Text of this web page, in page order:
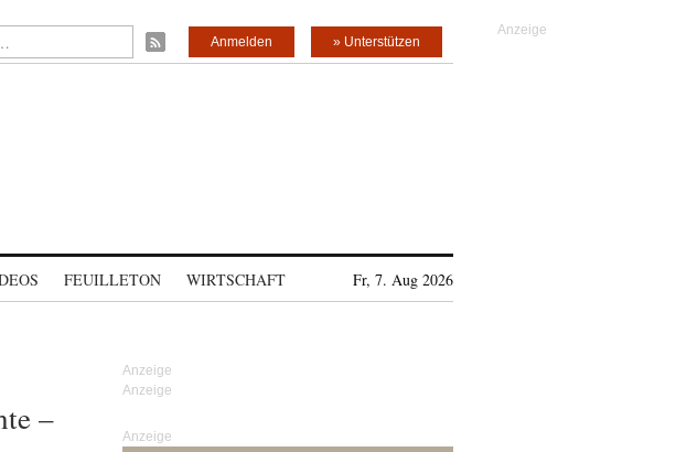
» Unterstützen
Anmelden
FEUILLETON WIRTSCHAFT Fr, 7. Aug 2026
–
Anzeige